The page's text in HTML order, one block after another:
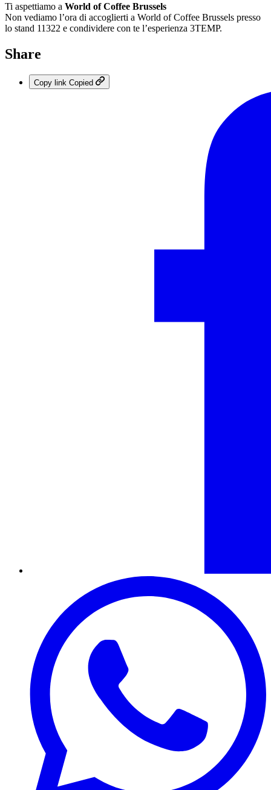
Ti aspettiamo a World of Coffee Brussels
Non vediamo l’ora di accoglierti a World of Coffee Brussels presso
lo stand 11322 e condividere con te l’esperienza 3TEMP.
Share
Copy link Copied